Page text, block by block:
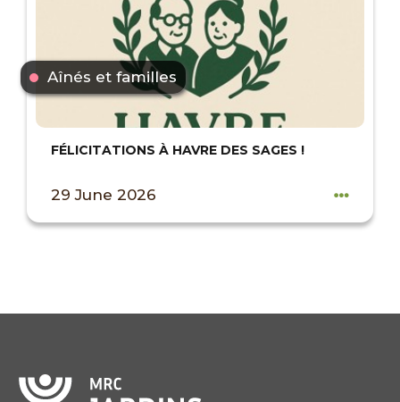
Aînés et familles
FÉLICITATIONS À HAVRE DES SAGES !
29 June 2026